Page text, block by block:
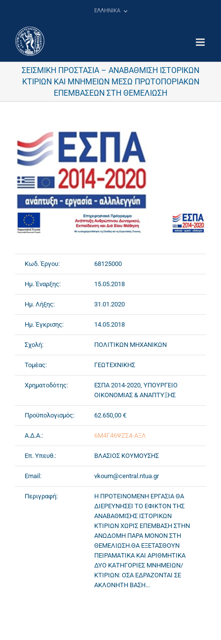
ΕΛΛΗΝΙΚΑ
ΣΕΙΣΜΙΚΗ ΠΡΟΣΤΑΣΙΑ – ΑΝΑΒΑΘΜΙΣΗ ΙΣΤΟΡΙΚΩΝ
ΚΤΙΡΙΩΝ ΚΑΙ ΜΝΗΜΕΙΩΝ ΜΕΣΩ ΠΡΩΤΟΠΟΡΙΑΚΩΝ
ΕΠΕΜΒΑΣΕΩΝ ΣΤΗ ΘΕΜΕΛΙΩΣΗ
Κωδ. Έργου: 68125000
Ημ. Έναρξης: 15.05.2018
Ημ. Λήξης: 31.01.2020
Ημ. Έγκρισης: 14.05.2018
Σχολή: ΠΟΛΙΤΙΚΩΝ ΜΗΧΑΝΙΚΩΝ
Τομέας: ΓΕΩΤΕΧΝΙΚΗΣ
Χρηματοδότης:
ΕΣΠΑ 2014-2020, ΥΠΟΥΡΓΕΙΟ
ΟΙΚΟΝΟΜΙΑΣ & ΑΝΑΠΤΥΞΗΣ
Προϋπολογισμός: 62.650,00 €
Α.Δ.Α.: 6Μ4Γ46ΨΖΣ4-ΑΞΛ
Επ. Υπευθ.: ΒΛΑΣΙΟΣ ΚΟΥΜΟΥΣΗΣ
Email: vkoum@central.ntua.gr
Περιγραφή:
Η ΠΡΟΤΕΙΝΟΜΕΝΗ ΕΡΓΑΣΙΑ ΘΑ
ΔΙΕΡΕΥΝΗΣΕΙ ΤΟ ΕΦΙΚΤΟΝ ΤΗΣ
ΑΝΑΒΑΘΜΙΣΗΣ ΙΣΤΟΡΙΚΩΝ
ΚΤΙΡΙΩΝ ΧΩΡΙΣ ΕΠΕΜΒΑΣΗ ΣΤΗΝ
ΑΝΩΔΟΜΗ ΠΑΡΑ ΜΟΝΟΝ ΣΤΗ
ΘΕΜΕΛΙΩΣΗ.ΘΑ ΕΞΕΤΑΣΘΟΥΝ
ΠΕΙΡΑΜΑΤΙΚΑ ΚΑΙ ΑΡΙΘΜΗΤΙΚΑ
ΔΥΟ ΚΑΤΗΓΟΡΙΕΣ ΜΝΗΜΕΙΩΝ/
ΚΤΙΡΙΩΝ: ΟΣΑ ΕΔΡΑΖΟΝΤΑΙ ΣΕ
ΑΚΛΟΝΗΤΗ ΒΑΣΗ...